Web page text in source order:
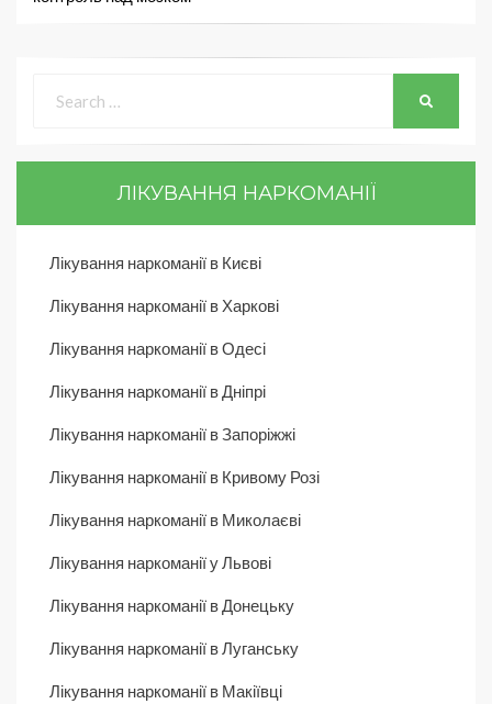
ЛІКУВАННЯ НАРКОМАНІЇ
Лікування наркоманії в Києві
Лікування наркоманії в Харкові
Лікування наркоманії в Одесі
Лікування наркоманії в Дніпрі
Лікування наркоманії в Запоріжжі
Лікування наркоманії в Кривому Розі
Лікування наркоманії в Миколаєві
Лікування наркоманії у Львові
Лікування наркоманії в Донецьку
Лікування наркоманії в Луганську
Лікування наркоманії в Макіївці